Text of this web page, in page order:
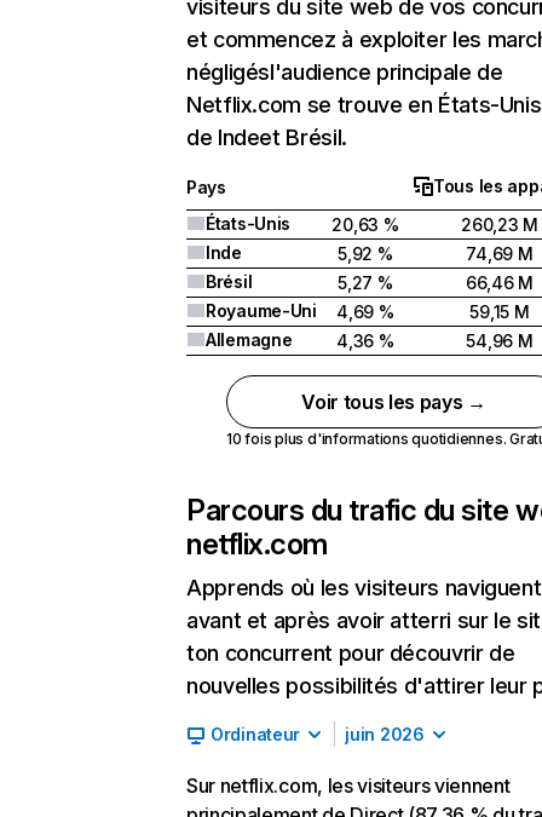
visiteurs du site web de vos
et commencez à exploiter les
négligésl'audience principale de
Netflix.com se trouve en États-
de Indeet Brésil.
Pays
Tous les
États-Unis
20,63 %
260,23 M
Inde
5,92 %
74,69 M
Brésil
5,27 %
66,46 M
Royaume-Uni
4,69 %
59,15 M
Allemagne
4,36 % 54,96 M
Voir tous les pays →
10 fois plus d'informations quotidiennes.
Parcours du trafic du site
netflix.com
Apprends où les visiteurs naviguent
avant et après avoir atterri sur le
ton concurrent pour découvrir de
nouvelles possibilités d'attirer leur
Ordinateur juin 2026
Sur netflix.com, les visiteurs viennent